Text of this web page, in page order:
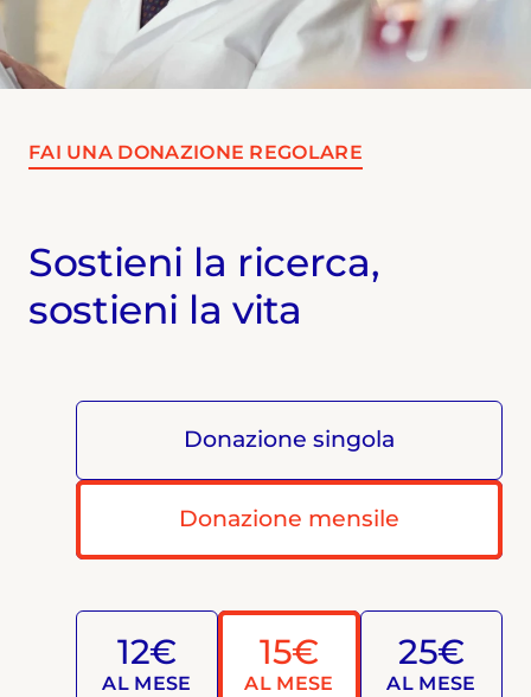
FAI UNA DONAZIONE REGOLARE
Sostieni la ricerca,
sostieni la vita
Donazione singola
Donazione mensile
12€
AL MESE
15€
AL MESE
25€
AL MESE